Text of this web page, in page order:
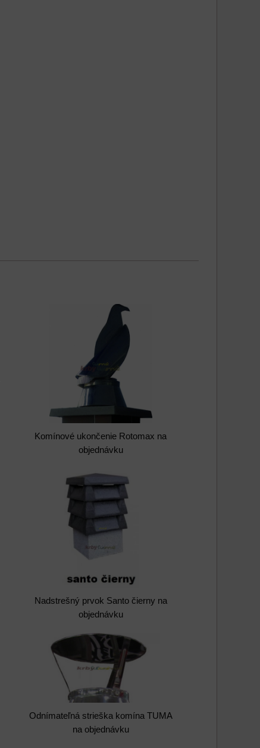
Komínové ukončenie Rotomax na
objednávku
Nadstrešný prvok Santo čierny na
objednávku
Odnímateľná strieška komína TUMA
na objednávku